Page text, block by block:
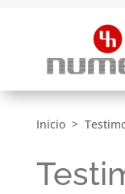
Inicio>